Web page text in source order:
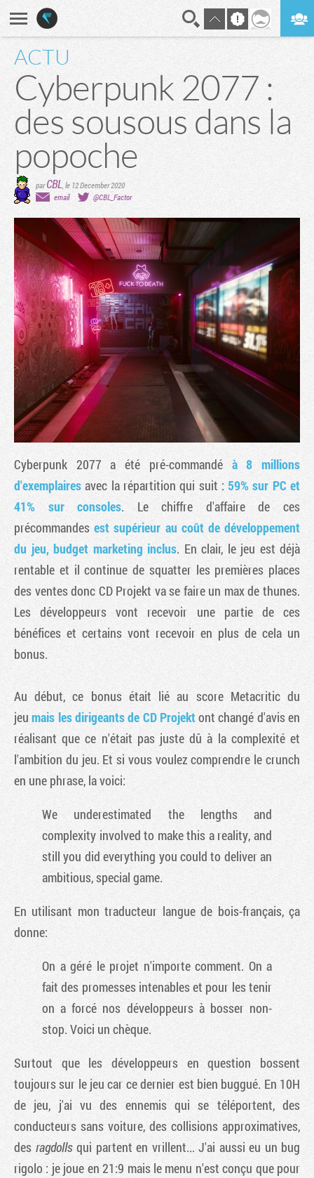
ACTU
Cyberpunk 2077 :
des sousous dans la
popoche
parCBL le 12 December 2020
email
@CBL_Factor
Cyberpunk 2077 a été pré-commandé à 8 millions
d'exemplaires avec la répartition qui suit :59% sur PC et
41% sur consoles. Le chiffre d'affaire de ces
précommandesest supérieur au coût de développement
du jeu, budget marketing inclus. En clair, le jeu est déjà
rentable et il continue de squatter les premières places
des ventes donc CD Projekt va se faire un max de thunes.
Les développeurs vont recevoir une partie de ces
bénéfices et certains vont recevoir en plus de cela un
bonus.
Au début, ce bonus était lié au score Metacritic du
jeumais les dirigeants de CD Projektont changé d'avis en
réalisant que ce n'était pas juste dû à la complexité et
l'ambition du jeu. Et si vous voulez comprendre le crunch
en une phrase, la voici:
We underestimated the lengths and
complexity involved to make this a reality, and
still you did everything you could to deliver an
ambitious, special game.
En utilisant mon traducteur langue de bois-français, ça
donne:
On a géré le projet n'importe comment. On a
fait des promesses intenables et pour les tenir
on a forcé nos développeurs à bosser non-
stop. Voici un chèque.
Surtout que les développeurs en question bossent
toujours sur le jeu car ce dernier est bien buggué. En 10H
de jeu, j'ai vu des ennemis qui se téléportent, des
conducteurs sans voiture, des collisions approximatives,
des ragdollsqui partent en vrillent... J'ai aussi eu un bug
rigolo : je joue en 21:9 mais le menu n'est conçu que pour
Tribune